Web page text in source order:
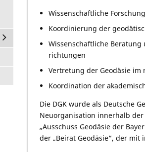
Wissenschaftliche
Koordinierung der
Wissenschaftliche
richtungen
Vertretung der Geodäsie
Koordination der
Die DGK wurde als Deutsche
Neuorganisation innerhalb der
„Ausschuss Geodäsie der
der „Beirat Geodäsie“, der